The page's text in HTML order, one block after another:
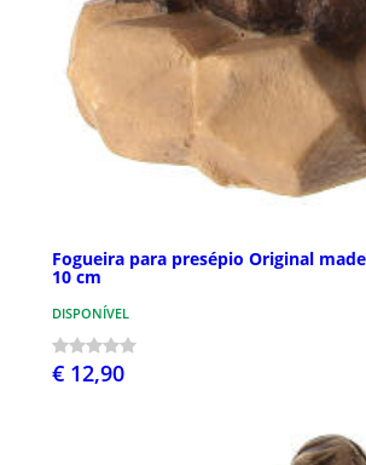
Fogueira para presépio Original
10 cm
DISPONÍVEL
€ 12,90